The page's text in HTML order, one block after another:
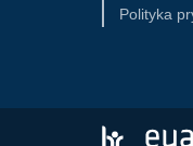
Polityka